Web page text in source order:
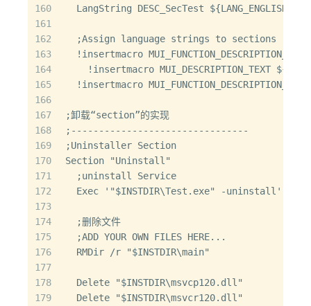
160
161
162
163
164
165
166
167
168
169
170
171
172
173
174
175
176
177
178
179
LangString DESC_SecTest ${LANG_ENGLISH}
  ;Assign language strings to sections
!insertmacro
!insertmacro MUI_DESCRIPTION_TEXT
  !insertmacro MUI_FUNCTION_DESCRIPTION_END
;卸载“section”的实现
;--------------------------------
;Uninstaller Section
Section "Uninstall"
  ;uninstall Service
  Exec '"$INSTDIR\Test.exe" -uninstall'
  ;删除文件
  ;ADD YOUR OWN FILES HERE...
  RMDir /r "$INSTDIR\main"
  Delete "$INSTDIR\msvcp120.dll"
  Delete "$INSTDIR\msvcr120.dll"